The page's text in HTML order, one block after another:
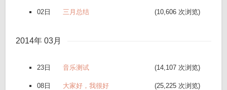
02日 三月总结 (10,606 次浏览)
2014年 03月
23日 音乐测试 (14,107 次浏览)
08日 大家好，我很好 (25,225 次浏览)